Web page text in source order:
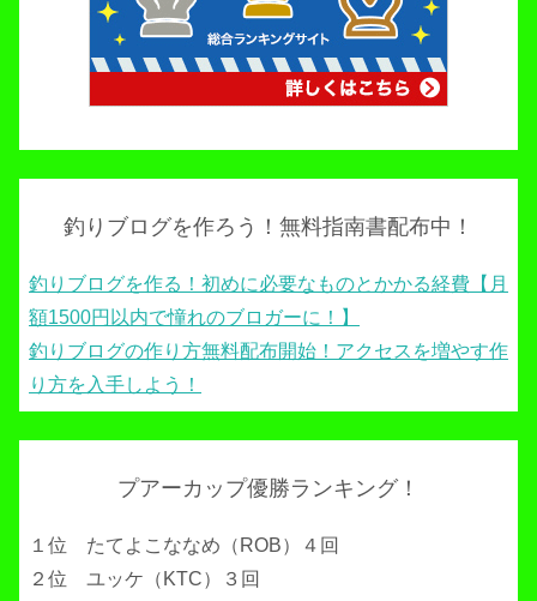
釣りブログを作ろう！無料指南書配布中！
釣りブログを作る！初めに必要なものとかかる経費【月
額1500円以内で憧れのブロガーに！】
釣りブログの作り方無料配布開始！アクセスを増やす作
り方を入手しよう！
プアーカップ優勝ランキング！
１位 たてよこななめ（ROB）４回
２位 ユッケ（KTC）３回